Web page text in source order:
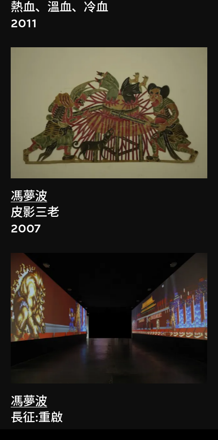
熱血、溫血、冷血
2011
馮夢波
皮影三老
2007
馮夢波
長征:重啟